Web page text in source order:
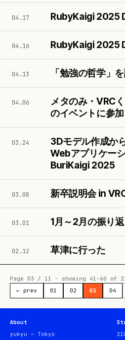
04.17 RubyKaigi 2025
04.16 RubyKaigi 2025
04.13 「勉強の哲学」
04.06
メタのみ・VRC
のイベントに参加
03.24
3Dモデル作成か
Webアプリケー
BuriKaigi 2025
03.08 新卒説明会 in
03.01 1月～2月の振り
02.12 草津に行った
Page 03 / 11 · showing 41–60 of
← prev
01 02 03 04
About
yukyu — Tokyo